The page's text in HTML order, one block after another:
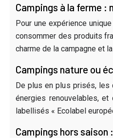
Campings à la ferme
Pour une expérience
consommer des produits
charme de la campagne et
Campings nature ou
De plus en plus prisés, les
énergies renouvelables,
labellisés « Ecolabel
Campings hors